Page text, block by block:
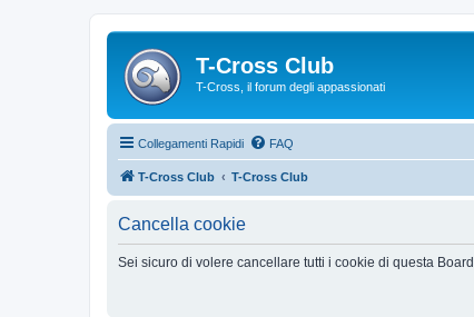
T-Cross Club
T-Cross, il forum degli appassionati
Collegamenti Rapidi FAQ
T-Cross Club T-Cross Club
Cancella cookie
Sei sicuro di volere cancellare tutti i cookie di questa